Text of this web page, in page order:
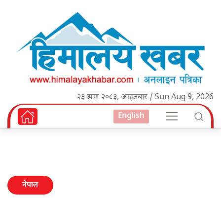
२३ श्रावण २०८३, आइतबार / Sun Aug 9, 2026
English
नेपाल